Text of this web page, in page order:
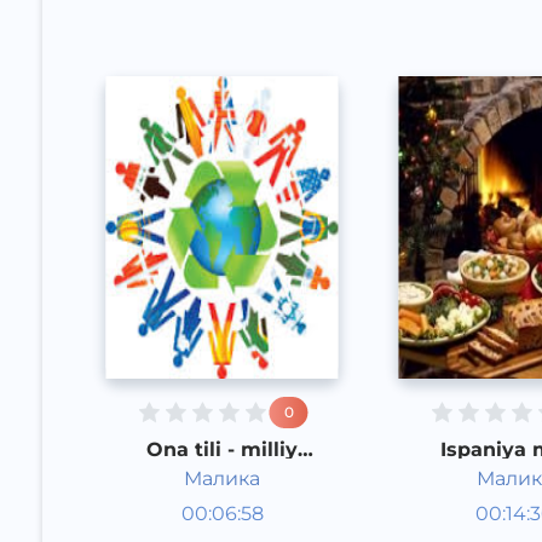
0
Ona tili - milliy
qadriyatlar asosi
Малика
00:06:58
Jamiyat
Ispaniya
Dunyo